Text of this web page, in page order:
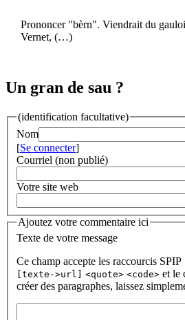
Prononcer "bèrn". Viendrait du
Vernet, (…)
Un gran de sau ?
(identification facultative)
Nom
[Se connecter]
Courriel (non publié)
Votre site web
Ajoutez votre commentaire ici
Texte de votre message
Ce champ accepte les raccourcis SPIP
[texte->url]
<quote> <code> et le
créer des paragraphes, laissez